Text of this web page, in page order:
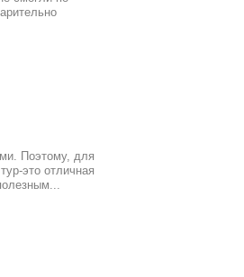
Поэтому, для
это отличная